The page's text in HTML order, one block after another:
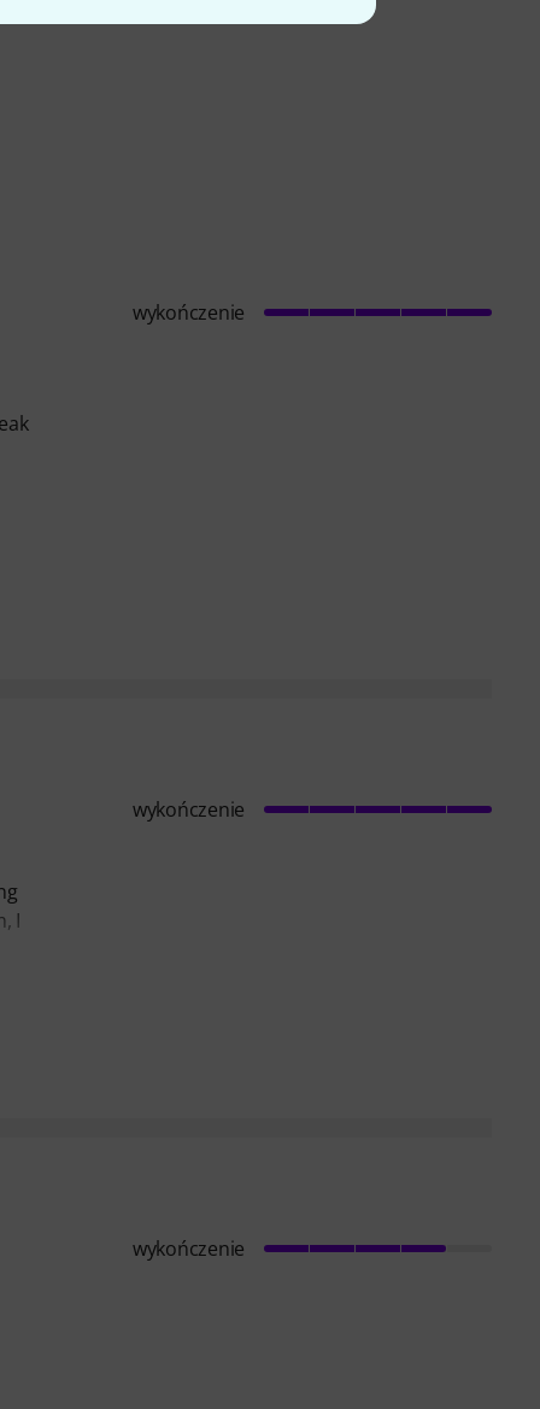
wykończenie
I
wykończenie
wykończenie